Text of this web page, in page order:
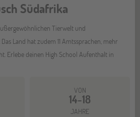
Südafrika
Tierwelt und
Land hat zudem 11 Amtssprachen, mehr
Erlebe deinen High School Aufenthalt in
VON
14-18
JAHRE